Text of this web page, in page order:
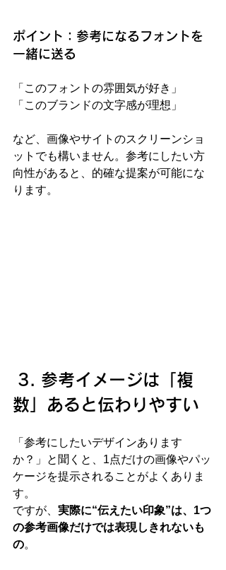
ポイント：参考になるフォントを
一緒に送る
「このフォントの雰囲気が好き」
「このブランドの文字感が理想」
など、画像やサイトのスクリーンショ
ットでも構いません。参考にしたい方
向性があると、的確な提案が可能にな
ります。
3. 参考イメージは「複
数」あると伝わりやすい
「参考にしたいデザインあります
か？」と聞くと、1点だけの画像やパッ
ケージを提示されることがよくありま
す。
ですが、 実際に“伝えたい印象”は、1つ
の参考画像だけでは表現しきれないも
の。